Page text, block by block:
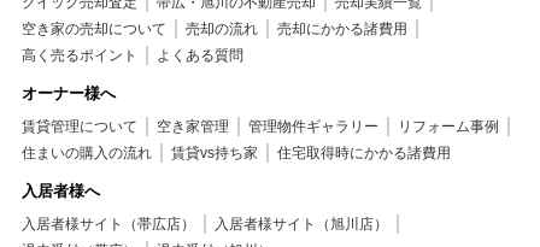
空き家の売却について
売却の流れ
売却にかかる諸費用
高く売るポイント
よくある質問
オーナー様へ
賃貸管理について 空き家管理 管理物件ギャラリー
リフォーム事例
住まいの購入の流れ
賃貸vs持ち家 住宅取得時にかかる諸費用
入居者様へ
入居者様サイト（帯広店）
入居者様サイト（旭川店）